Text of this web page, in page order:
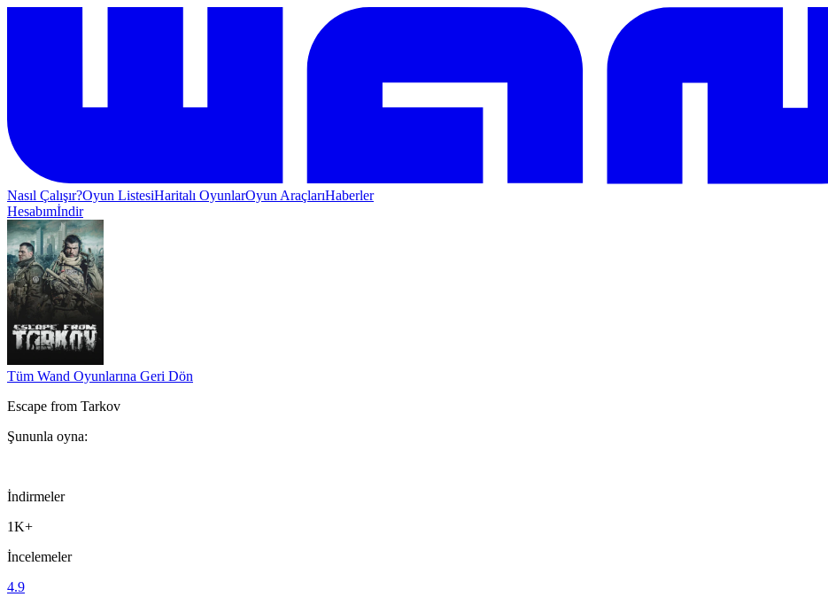
Nasıl Çalışır?Oyun ListesiHaritalı OyunlarOyun AraçlarıHaberler
Hesabımİndir
Tüm Wand Oyunlarına Geri Dön
Escape from Tarkov
Şununla oyna:
İndirmeler
1K+
İncelemeler
4.9